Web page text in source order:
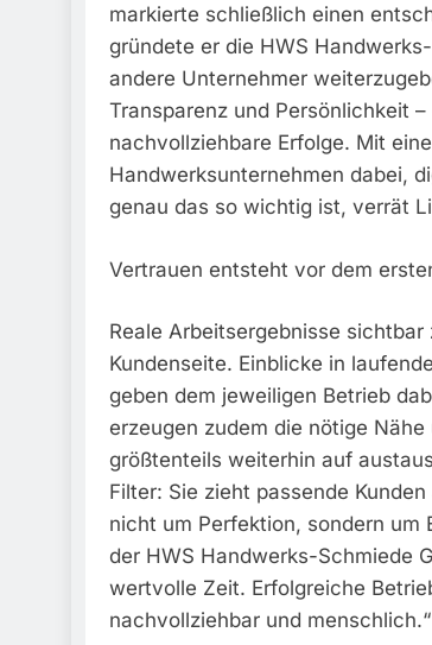
markierte schließlich einen
gründete er die HWS
andere Unternehmer
Transparenz und Persönlichkeit
nachvollziehbare Erfolge. Mit
Handwerksunternehmen dabei,
genau das so wichtig ist, verrät
Vertrauen entsteht vor dem
Reale Arbeitsergebnisse
Kundenseite. Einblicke in
geben dem jeweiligen Betrieb
erzeugen zudem die nötige
größtenteils weiterhin auf
Filter: Sie zieht passende
nicht um Perfektion, sondern um
der HWS Handwerks-Schmiede
wertvolle Zeit. Erfolgreiche
nachvollziehbar und menschlich.“